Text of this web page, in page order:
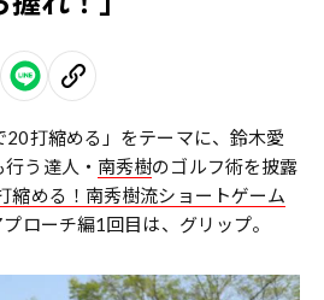
20打縮める」をテーマに、鈴木愛
う達人・ 南秀樹のゴルフ術を披露
縮める！南秀樹流ショートゲーム
ローチ編1回目は、グリップ。